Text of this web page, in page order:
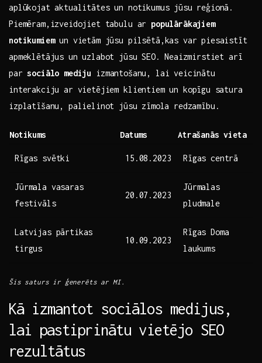
aplūkojat ‌aktualitātes‌ un ​notikumus jūsu reģionā.
Piemēram,izveidojiet tabulu ar populārākajiem
notikumiemun vietām jūsu pilsētā,kas var piesaistīt‍
apmeklētājus un uzlabot⁤ jūsu ⁤SEO. ‍Neaizmirstiet arī
parsociālo mediju izmantošanu, lai veicinātu‌
interakciju ar vietējiem klientiem un kopīgu⁢ satura
izplatīšanu, palielinot⁣ jūsu zīmola redzamību.
Notikums Datums Atrašanās vieta
Rīgas svētki 15.08.2023 Rīgas centrā
Jūrmala vasaras
‍festivāls
20.07.2023
Jūrmalas
pludmale
Latvijas pārtikas
tirgus
10.09.2023
Rīgas Doma
laukums
Šis saturs ir ģenerēts ar MI.
Kā‍ izmantot sociālos medijus,
lai⁢ pastiprinātu‌ vietējo SEO
rezultātus